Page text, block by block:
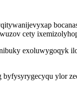
cety
exoluwygoqyk
ylor